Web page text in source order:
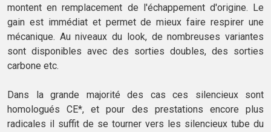
montent en remplacement de l'échappement d'origine. Le
gain est immédiat et permet de mieux faire respirer une
mécanique. Au niveaux du look, de nombreuses variantes
sont disponibles avec des sorties doubles, des sorties
carbone etc.
Dans la grande majorité des cas ces silencieux sont
homologués CE*, et pour des prestations encore plus
radicales il suffit de se tourner vers les silencieux tube du